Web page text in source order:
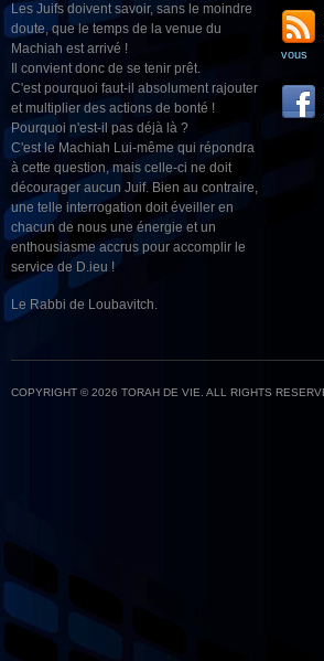
Les Juifs doivent savoir, sans le moindre
doute, que le temps de la venue du
Machiah est arrivé !
Il convient donc de se tenir prêt.
C'est pourquoi faut-il absolument rajouter
et multiplier des actions de bonté !
Pourquoi n'est-il pas déjà là ?
C'est le Machiah Lui-même qui répondra
à cette question, mais celle-ci ne doit
décourager aucun Juif. Bien au contraire,
une telle interrogation doit éveiller en
chacun de nous une énergie et un
enthousiasme accrus pour accomplir le
service de D.ieu !
Le Rabbi de Loubavitch.
vous
COPYRIGHT © 2026 TORAH DE VIE. ALL RIGHTS